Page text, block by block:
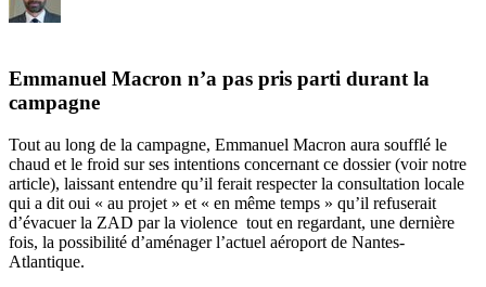
Emmanuel Macron n’a pas pris parti durant la
campagne
Tout au long de la campagne, Emmanuel Macron aura soufflé le
chaud et le froid sur ses intentions concernant ce dossier(voir notre
article), laissant entendre qu’il ferait respecter la consultation locale
qui a dit oui « au projet » et « en même temps » qu’il refuserait
d’évacuer la ZAD par la violence tout en regardant, une dernière
fois, la possibilité d’aménager l’actuel aéroport de Nantes-
Atlantique.